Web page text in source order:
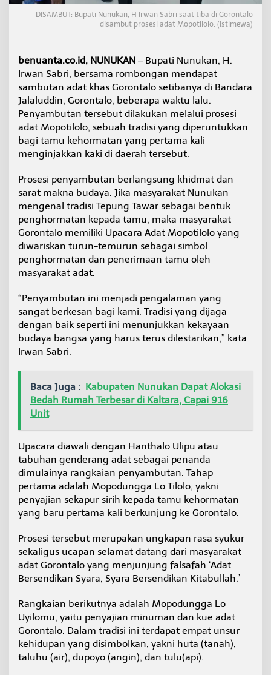
o
r
o
a
l
,
B
u
p
u
n
u
a
n
D
i
b
u
t
d
o
p
i
l
l
o
DISAMBUT: Bupati Nunukan, H Irwan Sabri saat tiba di Gorontalo
disambut prosesi adat Mopotilolo. (Istimewa)
benuanta.co.id, NUNUKAN – Bupati Nunukan, H.
Irwan Sabri, bersama rombongan mendapat
sambutan adat khas Gorontalo setibanya di Bandara
Jalaluddin, Gorontalo, beberapa waktu lalu.
Penyambutan tersebut dilakukan melalui prosesi
adat Mopotilolo, sebuah tradisi yang diperuntukkan
bagi tamu kehormatan yang pertama kali
menginjakkan kaki di daerah tersebut.
Prosesi penyambutan berlangsung khidmat dan
sarat makna budaya. Jika masyarakat Nunukan
mengenal tradisi Tepung Tawar sebagai bentuk
penghormatan kepada tamu, maka masyarakat
Gorontalo memiliki Upacara Adat Mopotilolo yang
diwariskan turun-temurun sebagai simbol
penghormatan dan penerimaan tamu oleh
masyarakat adat.
“Penyambutan ini menjadi pengalaman yang
sangat berkesan bagi kami. Tradisi yang dijaga
dengan baik seperti ini menunjukkan kekayaan
budaya bangsa yang harus terus dilestarikan,” kata
Irwan Sabri.
Baca Juga : Kabupaten Nunukan Dapat Alokasi
Bedah Rumah Terbesar di Kaltara, Capai 916
Unit
Upacara diawali dengan Hanthalo Ulipu atau
tabuhan genderang adat sebagai penanda
dimulainya rangkaian penyambutan. Tahap
pertama adalah Mopodungga Lo Tilolo, yakni
penyajian sekapur sirih kepada tamu kehormatan
yang baru pertama kali berkunjung ke Gorontalo.
Prosesi tersebut merupakan ungkapan rasa syukur
sekaligus ucapan selamat datang dari masyarakat
adat Gorontalo yang menjunjung falsafah ‘Adat
Bersendikan Syara, Syara Bersendikan Kitabullah.’
Rangkaian berikutnya adalah Mopodungga Lo
Uyilomu, yaitu penyajian minuman dan kue adat
Gorontalo. Dalam tradisi ini terdapat empat unsur
kehidupan yang disimbolkan, yakni huta (tanah),
taluhu (air), dupoyo (angin), dan tulu(api).